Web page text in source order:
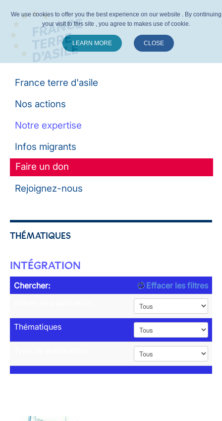
France terre d'asile
Nos actions
Notre expertise
Infos migrants
Faire un don
Rejoignez-nous
THÉMATIQUES
INTÉGRATION
Chercher:
Effacer les filtres
Thématiques
We use cookies to offer you the best experience on our website . By continuing
your visit to this site , you agree to makes use of cookie.
LEARN MORE CLOSE